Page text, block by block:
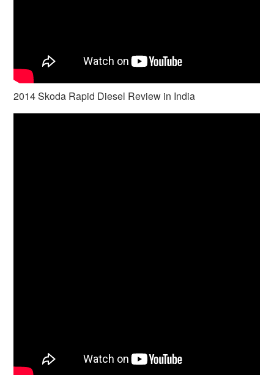
2014 Skoda Rapid Diesel Review in India